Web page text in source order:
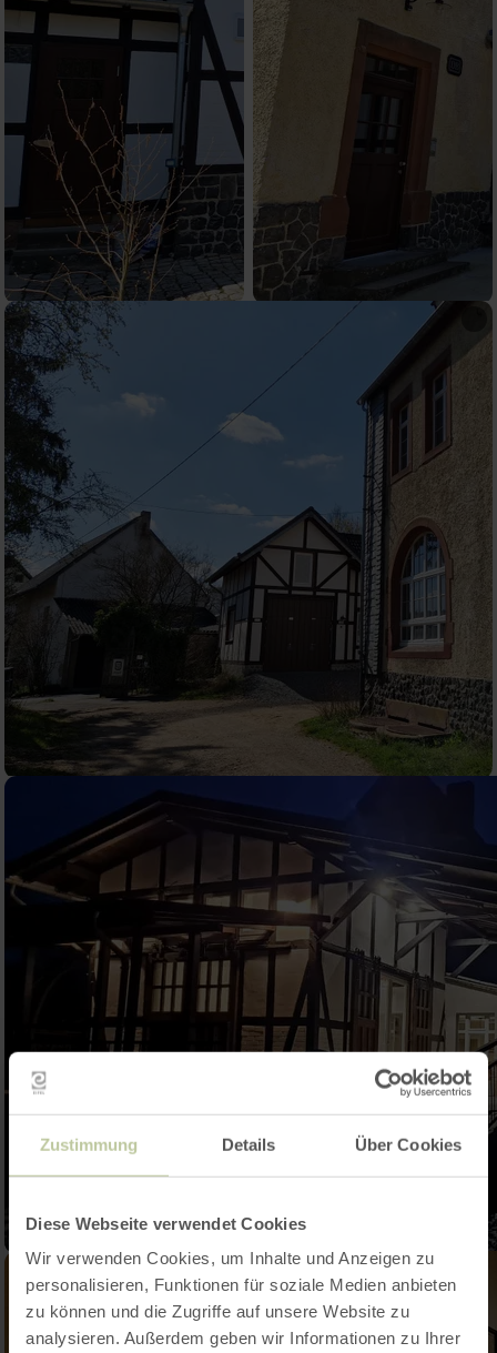
Zustimmung Details Über Cookies
Diese Webseite verwendet Cookies
Wir verwenden Cookies, um Inhalte und Anzeigen zu
personalisieren, Funktionen für soziale Medien anbieten
zu können und die Zugriffe auf unsere Website zu
analysieren. Außerdem geben wir Informationen zu Ihrer